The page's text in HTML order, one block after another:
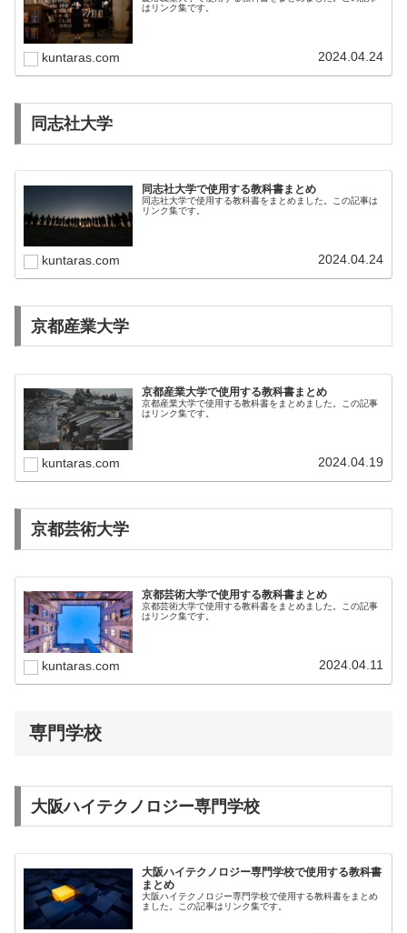
はリンク集です。
kuntaras.com 2024.04.24
同志社大学
同志社大学で使用する教科書まとめ
同志社大学で使用する教科書をまとめました。この記事は
リンク集です。
kuntaras.com 2024.04.24
京都産業大学
京都産業大学で使用する教科書まとめ
京都産業大学で使用する教科書をまとめました。この記事
はリンク集です。
kuntaras.com 2024.04.19
京都芸術大学
京都芸術大学で使用する教科書まとめ
京都芸術大学で使用する教科書をまとめました。この記事
はリンク集です。
kuntaras.com 2024.04.11
専門学校
大阪ハイテクノロジー専門学校
大阪ハイテクノロジー専門学校で使用する教科書
まとめ
大阪ハイテクノロジー専門学校で使用する教科書をまとめ
ました。この記事はリンク集です。